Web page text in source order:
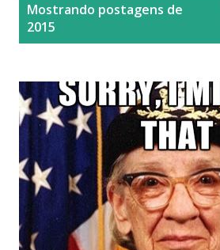
Mostrando postagens de
2015